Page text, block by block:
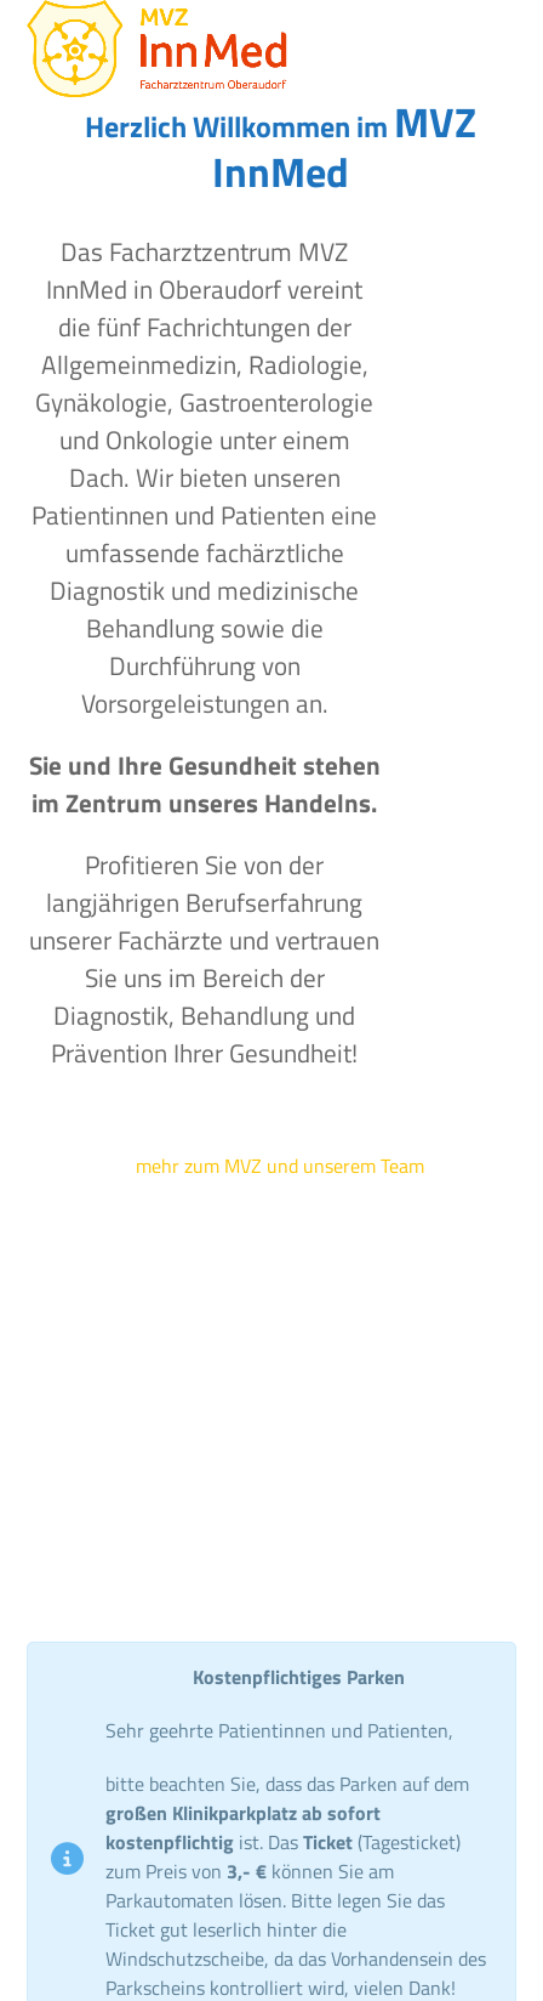
Skip
content
Open
mobile
menu
Close
mobile
menu
Herzlich Willkommen im MVZ
InnMed
Das Facharztzentrum MVZ
InnMed in Oberaudorf vereint
die fünf Fachrichtungen der
Allgemeinmedizin, Radiologie,
Gynäkologie, Gastroenterologie
und Onkologie unter einem
Dach. Wir bieten unseren
Patientinnen und Patienten eine
umfassende fachärztliche
Diagnostik und medizinische
Behandlung sowie die
Durchführung von
Vorsorgeleistungen an.
Sie und Ihre Gesundheit stehen
im Zentrum unseres Handelns.
Profitieren Sie von der
langjährigen Berufserfahrung
unserer Fachärzte und vertrauen
Sie uns im Bereich der
Diagnostik, Behandlung und
Prävention Ihrer Gesundheit!
mehr zum MVZ und unserem Team
Kostenpflichtiges Parken
Sehr geehrte Patientinnen und Patienten,
bitte beachten Sie, dass das Parken auf dem
großen Klinikparkplatz ab sofort
kostenpflichtig ist. DasTicket (Tagesticket)
zum Preis von 3,- € können Sie am
Parkautomaten lösen. Bitte legen Sie das
Ticket gut leserlich hinter die
Windschutzscheibe, da das Vorhandensein des
Parkscheins kontrolliert wird, vielen Dank!